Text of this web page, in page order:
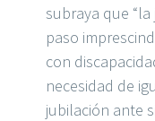
subraya que
paso
con
necesidad de
jubilación ante